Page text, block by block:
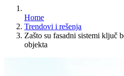
Home
Trendovi i rešenja
Zašto su fasadni sistemi ključ
objekta